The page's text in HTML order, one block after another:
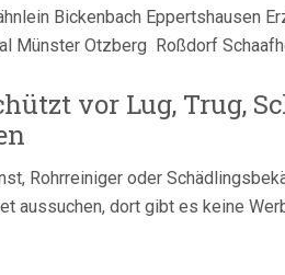
Bickenbach Eppertshausen
Münster Otzberg Roßdorf
vor Lug, Trug,
Rohrreiniger oder
aussuchen, dort gibt es keine